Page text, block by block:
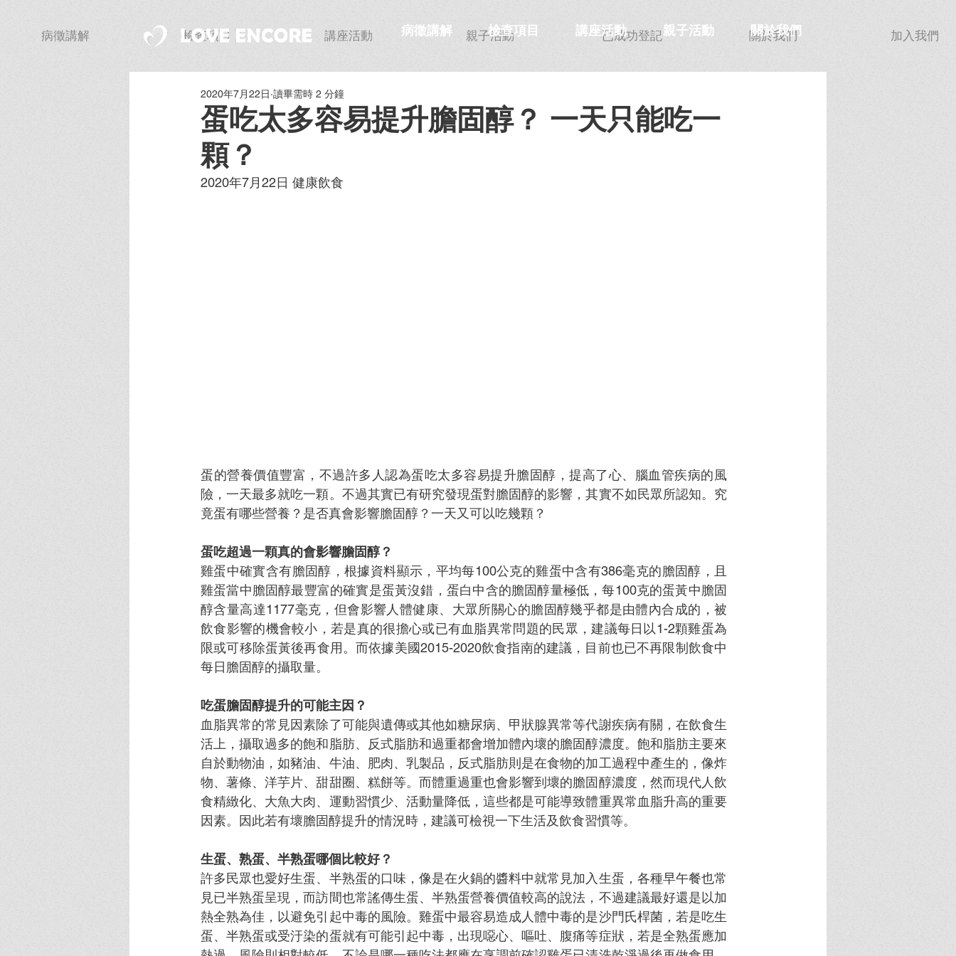
病徵講解 檢查項目 講座活動 親子活動 關於我們
蛋吃太多容易提升膽固醇？ 一天只能吃一
顆？
2020年7月22日 讀畢需時 2 分鐘
2020年7月22日 健康飲食
蛋的營養價值豐富，不過許多人認為蛋吃太多容易提升膽固醇，提高了心、腦血管疾病的風
險，一天最多就吃一顆。不過其實已有研究發現蛋對膽固醇的影響，其實不如民眾所認知。究
竟蛋有哪些營養？是否真會影響膽固醇？一天又可以吃幾顆？
蛋吃超過一顆真的會影響膽固醇？
雞蛋中確實含有膽固醇，根據資料顯示，平均每100公克的雞蛋中含有386毫克的膽固醇，且
雞蛋當中膽固醇最豐富的確實是蛋黃沒錯，蛋白中含的膽固醇量極低，每100克的蛋黃中膽固
醇含量高達1177毫克，但會影響人體健康、大眾所關心的膽固醇幾乎都是由體內合成的，被
飲食影響的機會較小，若是真的很擔心或已有血脂異常問題的民眾，建議每日以1-2顆雞蛋為
限或可移除蛋黃後再食用。而依據美國2015-2020飲食指南的建議，目前也已不再限制飲食中
每日膽固醇的攝取量。
吃蛋膽固醇提升的可能主因？
血脂異常的常見因素除了可能與遺傳或其他如糖尿病、甲狀腺異常等代謝疾病有關，在飲食生
活上，攝取過多的飽和脂肪、反式脂肪和過重都會增加體內壞的膽固醇濃度。飽和脂肪主要來
自於動物油，如豬油、牛油、肥肉、乳製品，反式脂肪則是在食物的加工過程中產生的，像炸
物、薯條、洋芋片、甜甜圈、糕餅等。而體重過重也會影響到壞的膽固醇濃度，然而現代人飲
食精緻化、大魚大肉、運動習慣少、活動量降低，這些都是可能導致體重異常血脂升高的重要
因素。因此若有壞膽固醇提升的情況時，建議可檢視一下生活及飲食習慣等。
生蛋、熟蛋、半熟蛋哪個比較好？
許多民眾也愛好生蛋、半熟蛋的口味，像是在火鍋的醬料中就常見加入生蛋，各種早午餐也常
見已半熟蛋呈現，而訪間也常謠傳生蛋、半熟蛋營養價值較高的說法，不過建議最好還是以加
熱全熟為佳，以避免引起中毒的風險。雞蛋中最容易造成人體中毒的是沙門氏桿菌，若是吃生
蛋、半熟蛋或受汙染的蛋就有可能引起中毒，出現噁心、嘔吐、腹痛等症狀，若是全熟蛋應加
病徵講解 檢查項目 講座活動 親子活動 已成功登記 關於我們 加入我們